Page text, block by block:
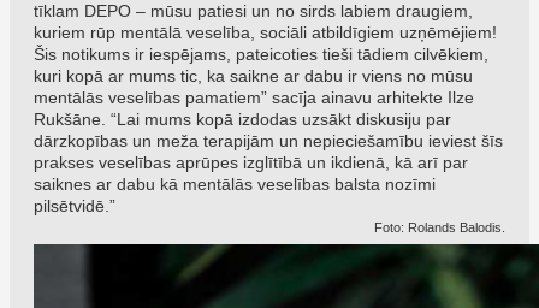
tīklam DEPO – mūsu patiesi un no sirds labiem draugiem,
kuriem rūp mentālā veselība, sociāli atbildīgiem uzņēmējiem!
Šis notikums ir iespējams, pateicoties tieši tādiem cilvēkiem,
kuri kopā ar mums tic, ka saikne ar dabu ir viens no mūsu
mentālās veselības pamatiem” sacīja ainavu arhitekte Ilze
Rukšāne. “Lai mums kopā izdodas uzsākt diskusiju par
dārzkopības un meža terapijām un nepieciešamību ieviest šīs
prakses veselības aprūpes izglītībā un ikdienā, kā arī par
saiknes ar dabu kā mentālās veselības balsta nozīmi
pilsētvidē.”
Foto: Rolands Balodis.